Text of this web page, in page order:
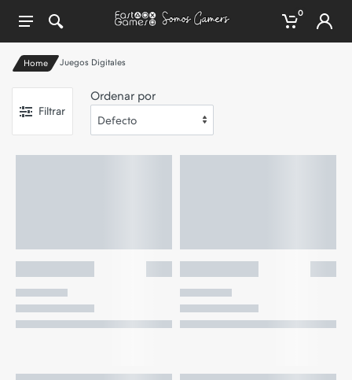
0
Home Juegos Digitales
Filtrar
Ordenar por